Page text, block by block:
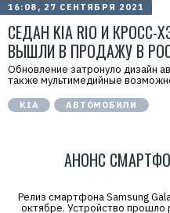
16:08, 27 СЕНТЯБРЯ 2021
СЕДАН KIA RIO И КРОСС-
ВЫШЛИ В ПРОДАЖУ В
Обновление затронуло дизайн
также мультимедийные
KIA АВТОМОБИЛИ
АНОНС
Релиз смартфона Samsung
октябре. Устройство прошло